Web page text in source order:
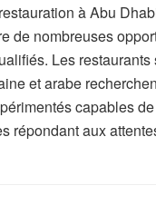
à Abu
de nombreuses
Les
et arabe
capables
répondant aux